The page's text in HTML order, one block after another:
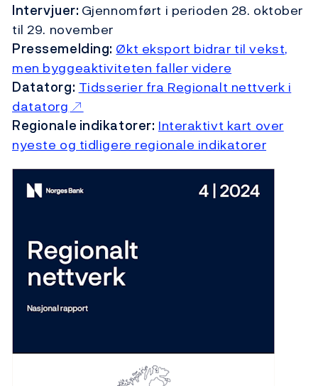
Intervjuer: Gjennomført i perioden 28. oktober
til 29. november
Pressemelding: Økt eksport bidrar til vekst,
men byggeaktiviteten faller videre
Datatorg: Tidsserier fra Regionalt nettverk i
datatorg
Regionale indikatorer: Interaktivt kart over
nyeste og tidligere regionale indikatorer